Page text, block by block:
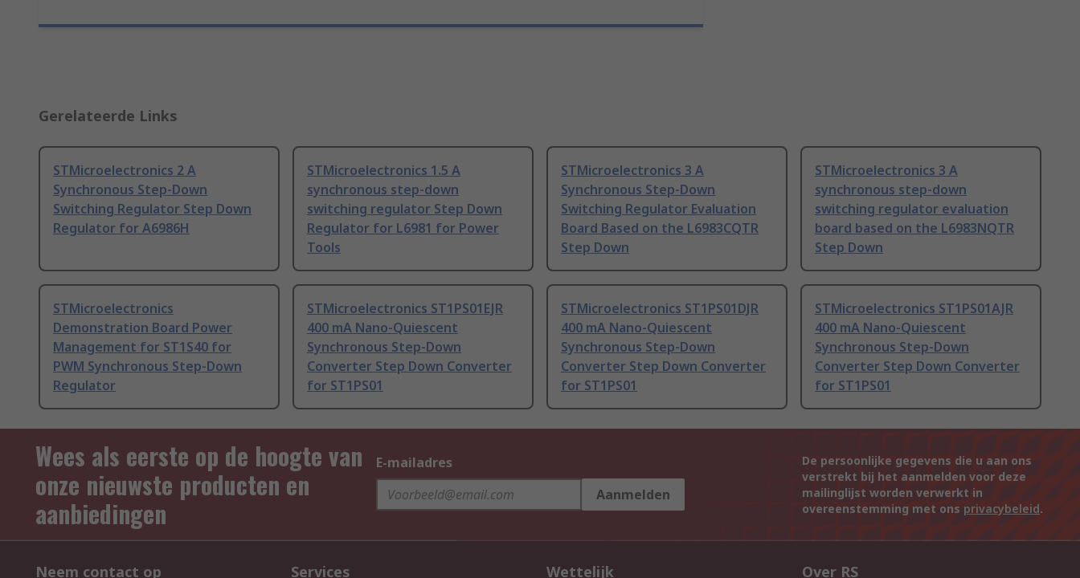
Gerelateerde Links
STMicroelectronics 2 A
Synchronous Step-Down
Switching Regulator Step Down
Regulator for A6986H
STMicroelectronics 1.5 A
synchronous step-down
switching regulator Step Down
Regulator for L6981 for Power
Tools
STMicroelectronics 3 A
Synchronous Step-Down
Switching Regulator Evaluation
Board Based on the L6983CQTR
Step Down
STMicroelectronics 3 A
synchronous step-down
switching regulator evaluation
board based on the L6983NQTR
Step Down
STMicroelectronics
Demonstration Board Power
Management for ST1S40 for
PWM Synchronous Step-Down
Regulator
STMicroelectronics ST1PS01EJR
400 mA Nano-Quiescent
Synchronous Step-Down
Converter Step Down Converter
for ST1PS01
STMicroelectronics ST1PS01DJR
400 mA Nano-Quiescent
Synchronous Step-Down
Converter Step Down Converter
for ST1PS01
STMicroelectronics ST1PS01AJR
400 mA Nano-Quiescent
Synchronous Step-Down
Converter Step Down Converter
for ST1PS01
Wees als eerste op de hoogte van
onze nieuwste producten en
aanbiedingen
E-mailadres
Aanmelden
De persoonlijke gegevens die u aan ons
verstrekt bij het aanmelden voor deze
mailinglijst worden verwerkt in
overeenstemming met ons privacybeleid.
Neem contact op Services Wettelijk Over RS